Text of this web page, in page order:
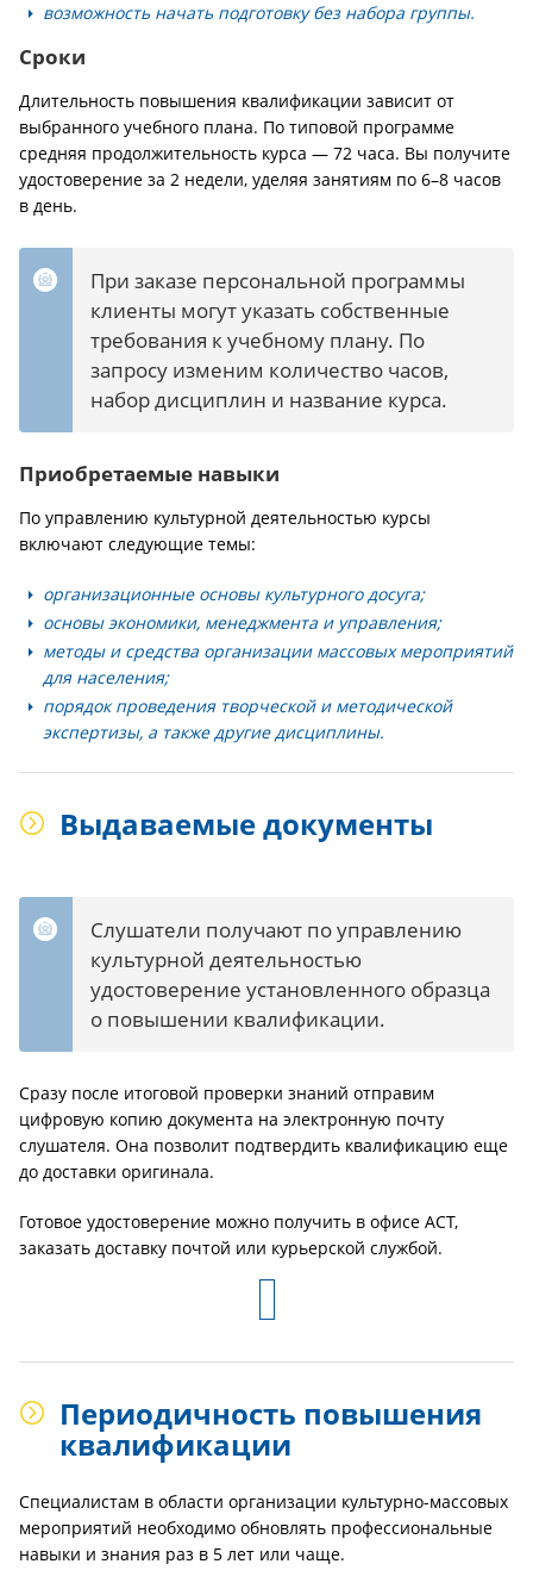
возможность начать подготовку без набора группы.
Сроки
Длительность повышения квалификации зависит от
выбранного учебного плана. По типовой программе
средняя продолжительность курса — 72 часа. Вы получите
удостоверение за 2 недели, уделяя занятиям по 6–8 часов
в день.
При заказе персональной программы
клиенты могут указать собственные
требования к учебному плану. По
запросу изменим количество часов,
набор дисциплин и название курса.
Приобретаемые навыки
По управлению культурной деятельностью курсы
включают следующие темы:
организационные основы культурного досуга;
основы экономики, менеджмента и управления;
методы и средства организации массовых мероприятий
для населения;
порядок проведения творческой и методической
экспертизы, а также другие дисциплины.
Выдаваемые документы
Слушатели получают по управлению
культурной деятельностью
удостоверение установленного образца
о повышении квалификации.
Сразу после итоговой проверки знаний отправим
цифровую копию документа на электронную почту
слушателя. Она позволит подтвердить квалификацию еще
до доставки оригинала.
Готовое удостоверение можно получить в офисе АСТ,
заказать доставку почтой или курьерской службой.
Периодичность повышения
квалификации
Специалистам в области организации культурно-массовых
мероприятий необходимо обновлять профессиональные
навыки и знания раз в 5 лет или чаще.